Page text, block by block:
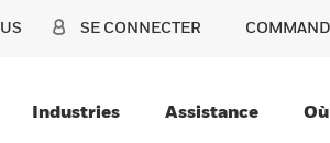
SE CONNECTER
Industries Assistance